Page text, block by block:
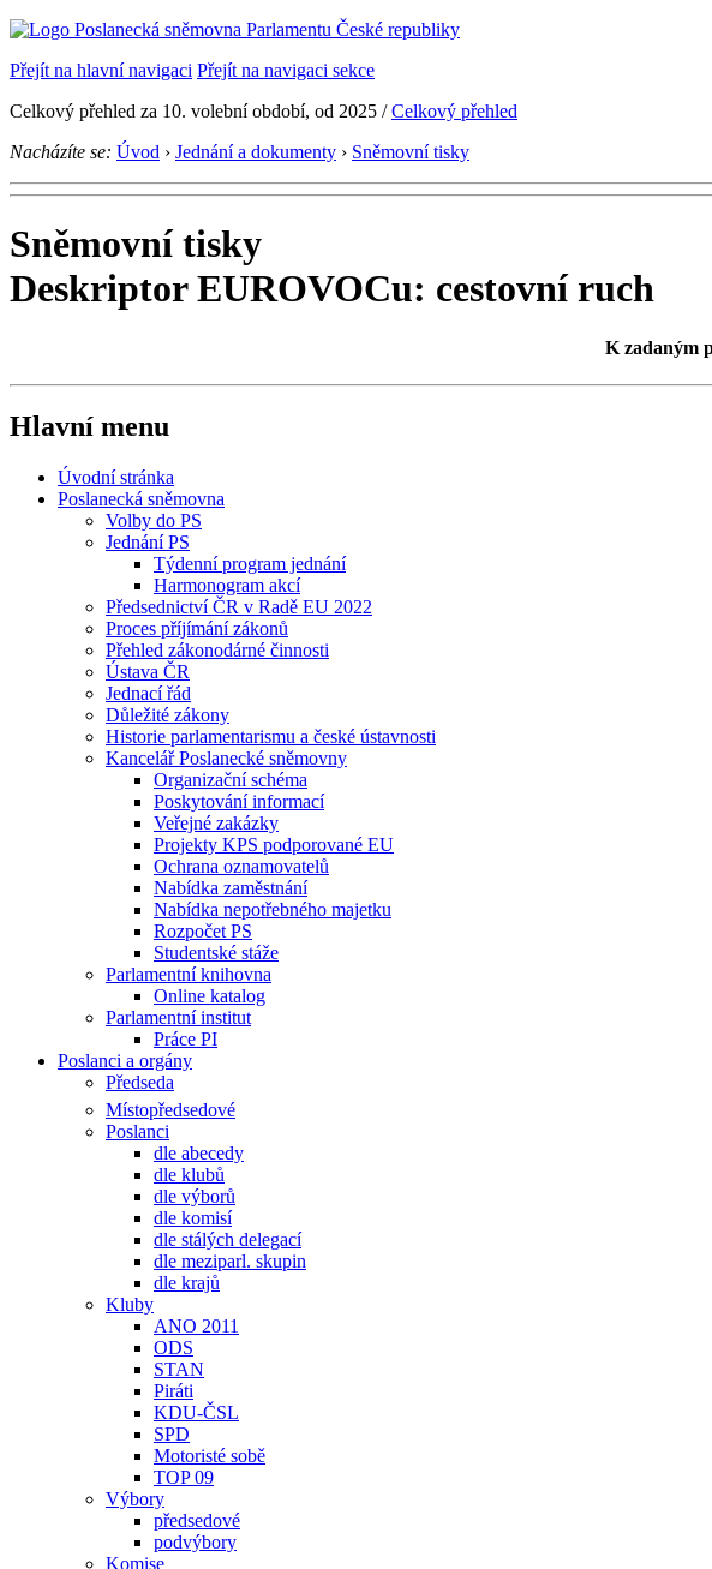
Přejít na hlavní navigaci Přejít na navigaci sekce
Celkový přehled za 10. volební období, od 2025 /Celkový přehled
Nacházíte se: Úvod › Jednání a dokumenty › Sněmovní tisky
Sněmovní tisky
Deskriptor EUROVOCu: cestovní ruch
K zadaným
Hlavní menu
Úvodní stránka
Poslanecká sněmovna
Volby do PS
Jednání PS
Týdenní program jednání
Harmonogram akcí
Předsednictví ČR v Radě EU 2022
Proces příjímání zákonů
Přehled zákonodárné činnosti
Ústava ČR
Jednací řád
Důležité zákony
Historie parlamentarismu a české ústavnosti
Kancelář Poslanecké sněmovny
Organizační schéma
Poskytování informací
Veřejné zakázky
Projekty KPS podporované EU
Ochrana oznamovatelů
Nabídka zaměstnání
Nabídka nepotřebného majetku
Rozpočet PS
Studentské stáže
Parlamentní knihovna
Online katalog
Parlamentní institut
Práce PI
Poslanci a orgány
Předseda
Místopředsedové
Poslanci
dle abecedy
dle klubů
dle výborů
dle komisí
dle stálých delegací
dle meziparl. skupin
dle krajů
Kluby
ANO 2011
ODS
STAN
Piráti
KDU-ČSL
SPD
Motoristé sobě
TOP 09
Výbory
předsedové
podvýbory
Komise